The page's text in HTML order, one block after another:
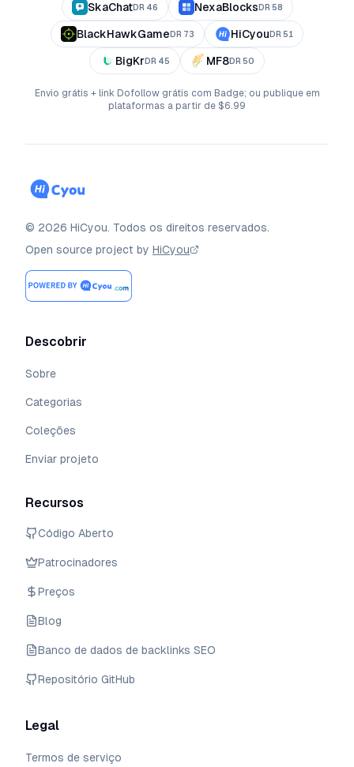
SkaChatDR 46 NexaBlocks DR 58
BlackHawkGame DR 73 HiCyou DR 51
BigKr DR 45 MF8DR 50
Envio grátis + link Dofollow grátis com Badge; ou publique em
plataformas a partir de $6.99
© 2026 HiCyou. Todos os direitos reservados.
Open source project by HiCyou
Descobrir
Sobre
Categorias
Coleções
Enviar projeto
Recursos
Código Aberto
Patrocinadores
Preços
Blog
Banco de dados de backlinks SEO
Repositório GitHub
Legal
Termos de serviço